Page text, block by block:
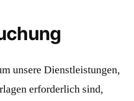
unsere Dienstleistungen,
erforderlich sind,